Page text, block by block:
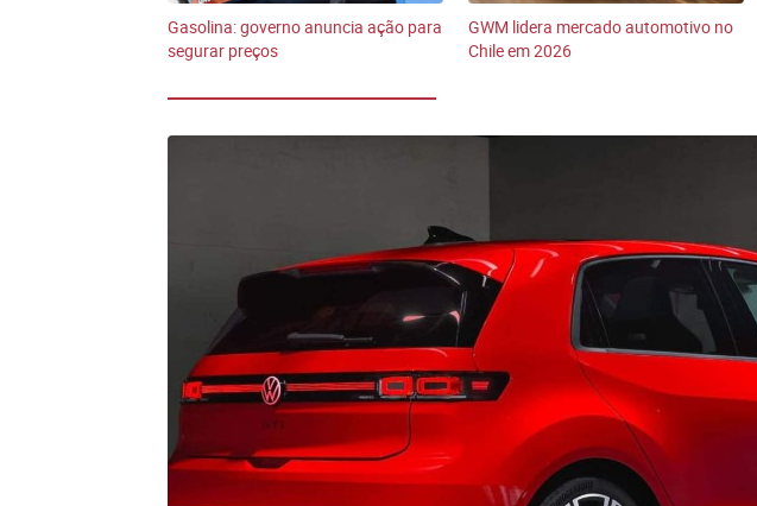
Gasolina: governo anuncia ação para
segurar preços
GWM lidera mercado automotivo no
Chile em 2026